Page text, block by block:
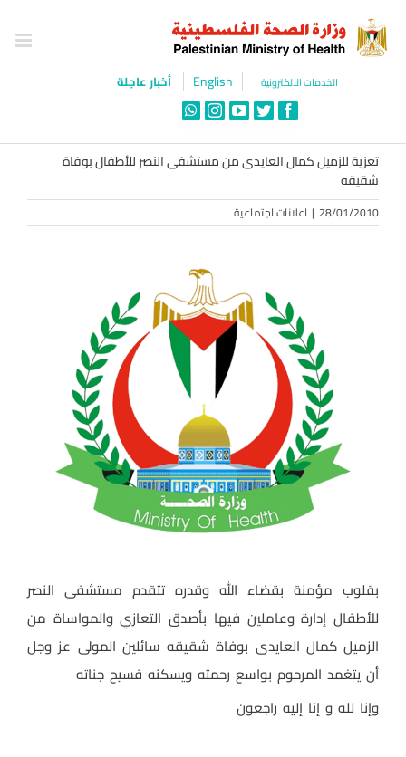
content
الخدمات الالكترونية English أخبار عاجلة
Facebook
Twitter
YouTube
Instagram
WhatsApp
تعزية للزميل كمال العايدى من مستشفى النصر للأطفال بوفاة
شقيقه
28/01/2010
| اعلانات اجتماعية
بقلوب مؤمنة بقضاء الله وقدره تتقدم مستشفى النصر
للأطفال إدارة وعاملين فيها بأصدق التعازي والمواساة من
الزميل كمال العايدى بوفاة شقيقه سائلين المولى عز وجل
أن يتغمد المرحوم بواسع رحمته ويسكنه فسيح جناته
وإنا لله و إنا إليه راجعون